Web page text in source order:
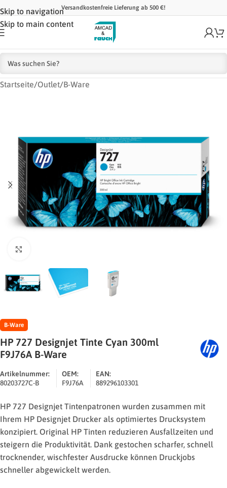
Skip to navigation
Skip to main content
Versandkostenfreie Lieferung ab 500 €!
Startseite/Outlet/B-Ware
B-Ware
HP 727 Designjet Tinte Cyan 300ml
F9J76A B-Ware
Artikelnummer:
80203727C-B
OEM:
F9J76A
EAN:
889296103301
HP 727 Designjet Tintenpatronen wurden zusammen mit
Ihrem HP Designjet Drucker als optimiertes Drucksystem
konzipiert. Original HP Tinten reduzieren Ausfallzeiten und
steigern die Produktivität. Dank gestochen scharfer, schnell
trocknender, wischfester Ausdrucke können Druckjobs
schneller abgewickelt werden.